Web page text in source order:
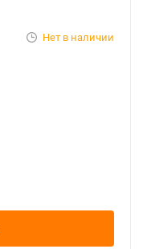
Нет в наличии